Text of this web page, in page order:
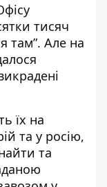
тисяч
там”. Але на
їх на
та у росію,
та